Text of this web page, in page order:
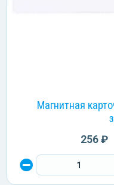
Магнитная
256 ₽